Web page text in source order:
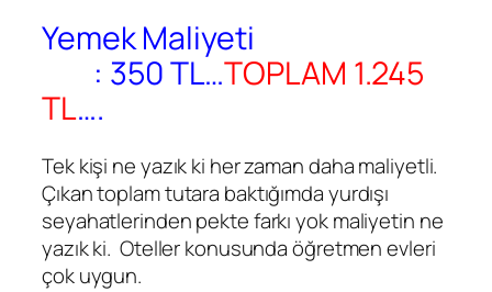
Yemek Maliyeti
: 350 TL…TOPLAM 1.245
TL….
Tek kişi ne yazık ki her zaman daha maliyetli.
Çıkan toplam tutara baktığımda yurdışı
seyahatlerinden pekte farkı yok maliyetin ne
yazık ki. Oteller konusunda öğretmen evleri
çok uygun.